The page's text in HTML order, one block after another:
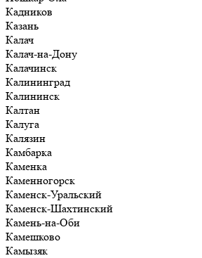
Кадников
Казань
Калач
Калач-на-Дону
Калачинск
Калининград
Калининск
Калтан
Калуга
Калязин
Камбарка
Каменка
Каменногорск
Каменск-Уральский
Каменск-Шахтинский
Камень-на-Оби
Камешково
Камызяк